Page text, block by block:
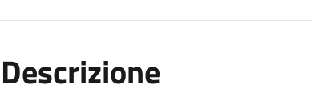
Descrizione